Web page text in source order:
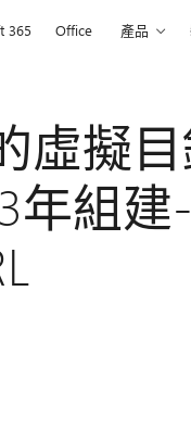
365 Office 產品
虛擬
年組